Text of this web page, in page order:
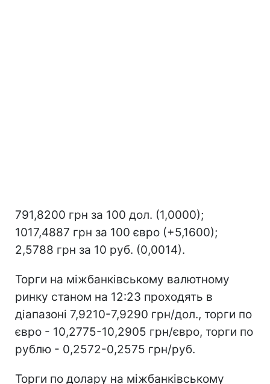
791,8200 грн за 100 дол. (1,0000);
1017,4887 грн за 100 євро (+5,1600);
2,5788 грн за 10 руб. (0,0014).
Торги на міжбанківському валютному
ринку станом на 12:23 проходять в
діапазоні 7,9210-7,9290 грн/дол., торги по
євро - 10,2775-10,2905 грн/євро, торги по
рублю - 0,2572-0,2575 грн/руб.
Торги по долару на міжбанківському